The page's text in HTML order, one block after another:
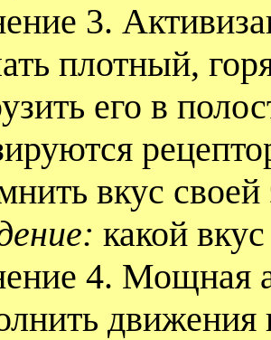
3.
плотный,
его в
вкус своей
какой
4. Мощная
движения